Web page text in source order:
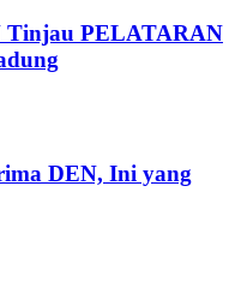
Tinjau PELATARAN
DEN, Ini yang